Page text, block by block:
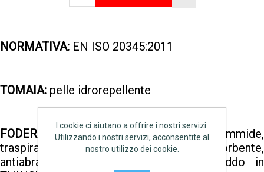
NORMATIVA: EN ISO 20345:2011
TOMAIA: pelle idrorepellente
FODERA INTERNA:TEXELLE 100% poliammide,
traspirante, assorbente e deassorbente,
antiabrasione. Protezione contro il freddo in
I cookie ci aiutano a offrire i nostri servizi.
Utilizzando i nostri servizi, acconsentite al
nostro utilizzo dei cookie.